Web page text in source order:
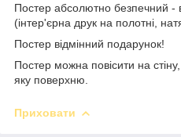
Постер абсолютно безпечний -
(інтер'єрна друк на полотні,
Постер відмінний подарунок!
Постер можна повісити на
яку поверхню.
Приховати